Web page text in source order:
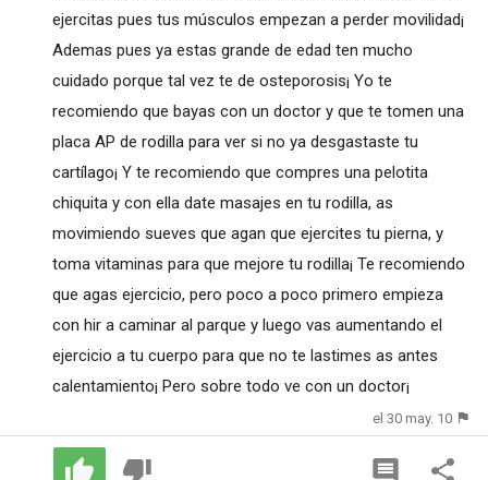
ejercitas pues tus músculos empezan a perder movilidad¡
Ademas pues ya estas grande de edad ten mucho
cuidado porque tal vez te de osteporosis¡ Yo te
recomiendo que bayas con un doctor y que te tomen una
placa AP de rodilla para ver si no ya desgastaste tu
cartílago¡ Y te recomiendo que compres una pelotita
chiquita y con ella date masajes en tu rodilla, as
movimiendo sueves que agan que ejercites tu pierna, y
toma vitaminas para que mejore tu rodilla¡ Te recomiendo
que agas ejercicio, pero poco a poco primero empieza
con hir a caminar al parque y luego vas aumentando el
ejercicio a tu cuerpo para que no te lastimes as antes
calentamiento¡ Pero sobre todo ve con un doctor¡
el 30 may. 10